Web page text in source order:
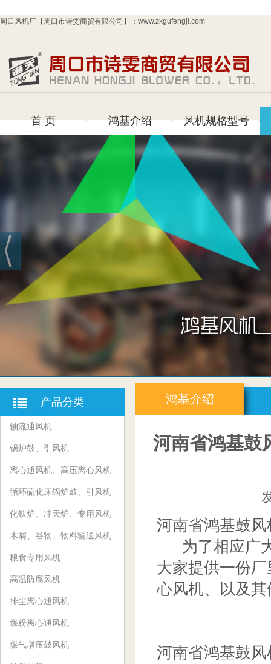
周口风机厂【周口市诗雯商贸有限公司】：www.zkgufengji.com
首 页 鸿基介绍 风机规格型号
产品分类
轴流通风机
锅炉鼓、引风机
离心通风机、高压离心风机
循环硫化床锅炉鼓、引风机
化铁炉、冲天炉、专用风机
木屑、谷物、物料输送风机
粮食专用风机
高温防腐风机
排尘离心通风机
煤粉离心通风机
煤气增压鼓风机
鸿基介绍
河南省鸿基鼓
河南省鸿基鼓
为了相应广大
大家提供一份
心风机、以及
河南省鸿基鼓